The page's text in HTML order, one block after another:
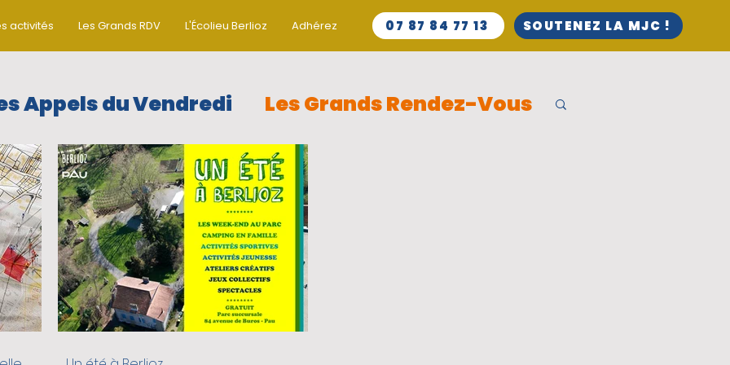
activités Les Grands RDV L'Écolieu Berlioz Adhérez 07 87 84 77 13 SOUTENEZ LA MJC !
Appels du Vendredi Les Grands Rendez-Vous
Les ateliers collectifs On sort du quartier
artistiques vie du quartier
SOLIDAIRE Pour les parents